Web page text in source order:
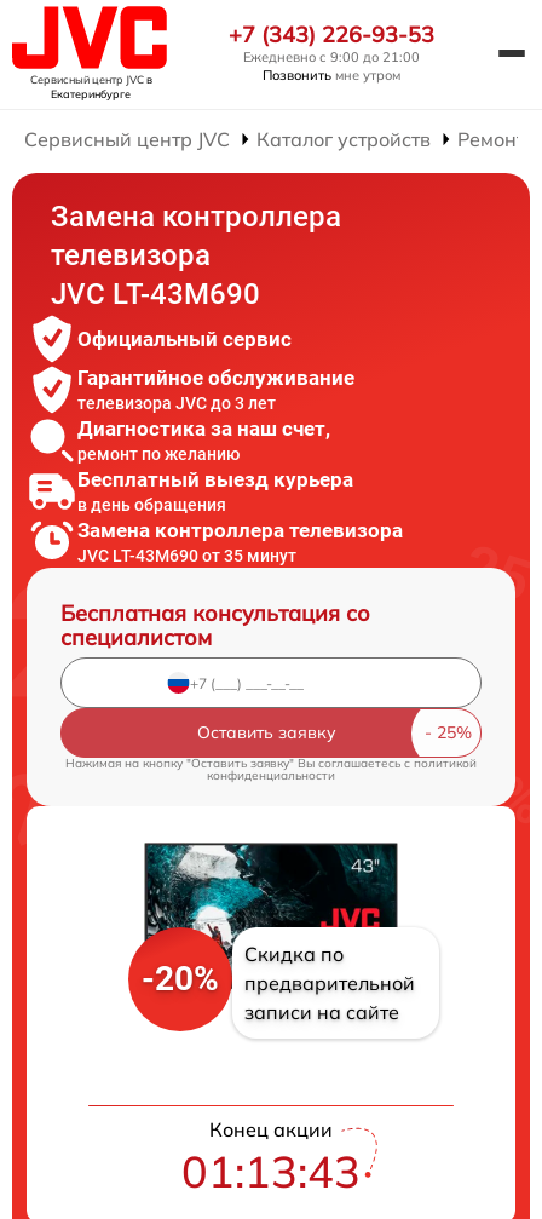
Сервисный центр JVCв
Екатеринбурге
+7 (343) 226-93-53
Ежедневно с 9:00 до 21:00
Позвонить мне утром
Сервисный центр JVC Каталог устройств Ремонт
Замена контроллера
телевизора
JVC LT-43M690
Официальный сервис
Гарантийное обслуживание
телевизора JVC до 3 лет
Диагностика за наш счет,
ремонт по желанию
Бесплатный выезд курьера
в день обращения
Замена контроллера телевизора
JVC LT-43M690 от 35 минут
Бесплатная консультация со
специалистом
Оставить заявку
Нажимая на кнопку "Оставить заявку" Вы соглашаетесь cполитикой
конфиденциальности
-20%
Скидка по
предварительной
записи на сайте
Конец акции
01:13:42